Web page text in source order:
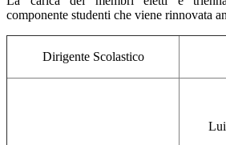
componente studenti che viene rinnovata
Dirigente Scolastico